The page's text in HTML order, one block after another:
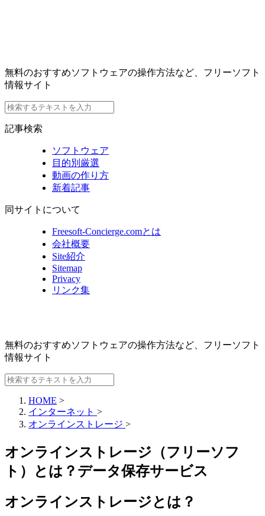
無料のおすすめソフトウェアの操作方法など、フリーソフト
情報サイト
記事検索
ソフトウェア
目的別厳選
動画の作り方
新着記事
同サイトについて
Freesoft-Concierge.comとは
会社概要
Site紹介
Sitemap
Privacy
リンク集
無料のおすすめソフトウェアの操作方法など、 フリーソフト
情報サイト
HOME >
インターネット >
オンラインストレージ >
オンラインストレージ（フリーソフ
ト）とは？データ保存サービス
オンラインストレージとは？